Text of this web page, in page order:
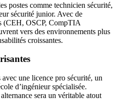
postes comme technicien sécurité,
sécurité junior. Avec de
(CEH, OSCP, CompTIA
vers des environnements plus
croissantes.
une licence pro sécurité, un
d’ingénieur spécialisée.
sera un véritable atout